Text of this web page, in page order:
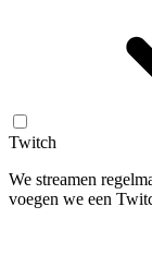
Twitch
We streamen
voegen we een